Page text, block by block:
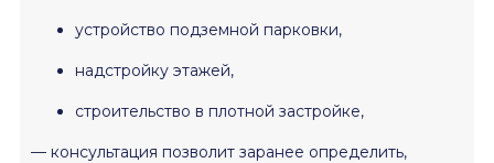
устройство подземной парковки,
надстройку этажей,
строительство в плотной застройке,
— консультация позволит заранее определить,